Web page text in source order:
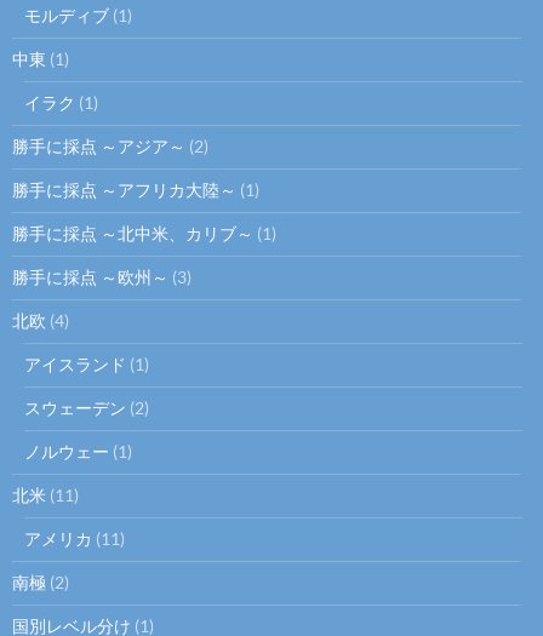
モルディブ (1)
中東 (1)
イラク (1)
勝手に採点 ～アジア～ (2)
勝手に採点 ～アフリカ大陸～ (1)
勝手に採点 ～北中米、カリブ～ (1)
勝手に採点 ～欧州～ (3)
北欧 (4)
アイスランド (1)
スウェーデン (2)
ノルウェー (1)
北米 (11)
アメリカ (11)
南極 (2)
国別レベル分け (1)